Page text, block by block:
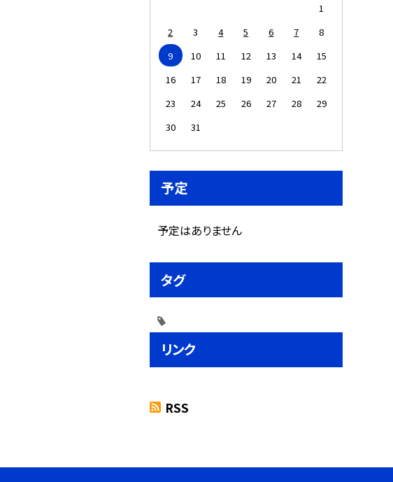
1
2
3 4 5 6 7
8
9
10 11 12 13 14
15
16
17 18 19 20 21
22
23
24 25 26 27 28
29
30
31
予定
予定はありません
タグ
リンク
RSS